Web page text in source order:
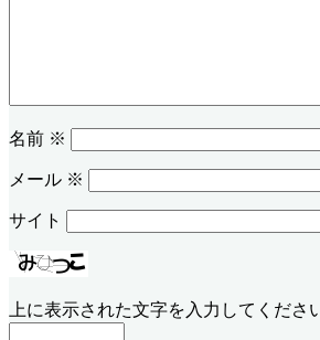
名前 ※
メール ※
サイト
上に表示された文字を入力してくださ